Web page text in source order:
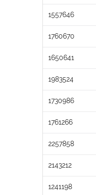
1557646
1760670
1650641
1983524
1730986
1761266
2257858
2143212
1241198